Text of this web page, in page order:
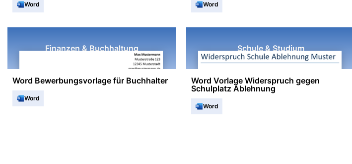
Word Word
Finanzen & Buchhaltung
Word Bewerbungsvorlage für Buchhalter
Word
Schule & Studium
Word Vorlage Widerspruch gegen
Schulplatz Ablehnung
Word